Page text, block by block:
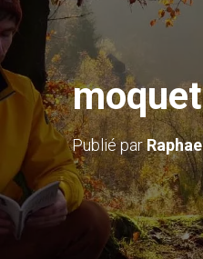
Publié par